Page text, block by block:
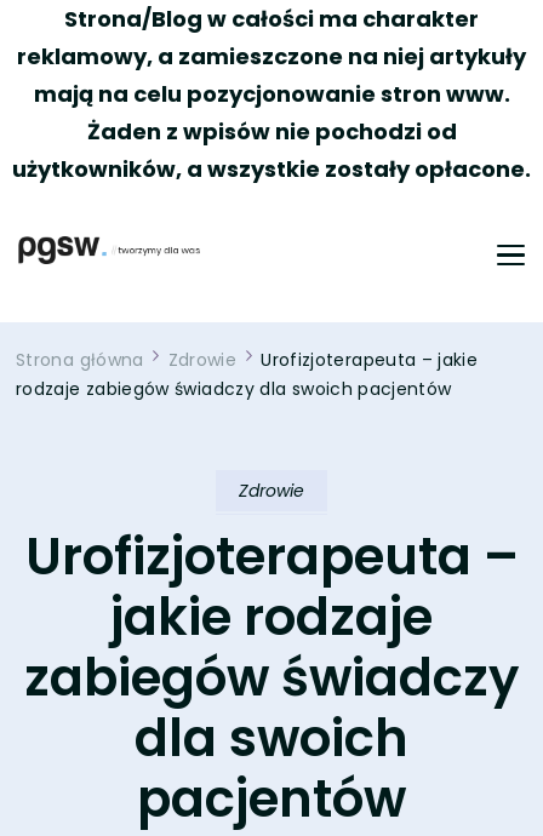
Strona/Blog w całości ma charakter
reklamowy, a zamieszczone na niej artykuły
mają na celu pozycjonowanie stron www.
Żaden z wpisów nie pochodzi od
użytkowników, a wszystkie zostały opłacone.
Strona główna Zdrowie
Urofizjoterapeuta – jakie
rodzaje zabiegów świadczy dla swoich pacjentów
Zdrowie
Urofizjoterapeuta –
jakie rodzaje
zabiegów świadczy
dla swoich
pacjentów